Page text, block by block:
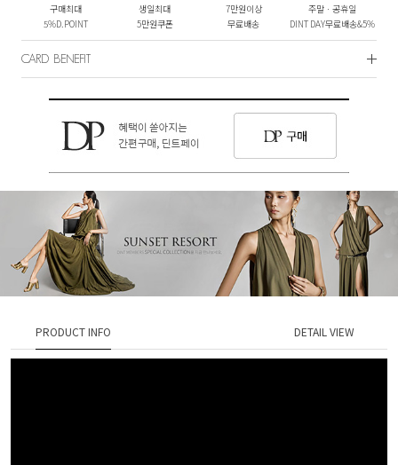
구매최대
5%D.POINT
생일최대
5만원쿠폰
7만원이상
무료배송
주말ㆍ공휴일
DINT DAY무료배송&5%
CARD BENEFIT
PRODUCT INFO DETAIL VIEW